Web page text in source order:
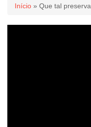
Você está aqui
Início » Que tal